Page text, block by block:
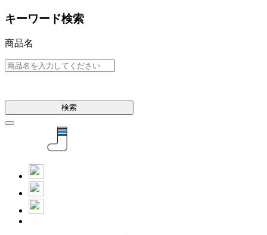
キーワード検索
商品名
検索